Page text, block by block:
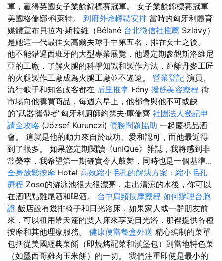
軍，贏得英國女子業餘錦標賽冠軍。 女子業餘錦標賽冠軍
美國格倫娜·科萊特。 到府外燴輕鬆安排 當時的匈牙利體育
媒體宣布貝拉內·斯拉維（Béláné 台北徵信社推薦 Szlávy）
是她這一代最佳女高爾夫球手中第五名，排在女士之後。
他不能錯過西班牙的大型專業展覽，他還定期參觀斯洛維尼
亞的工廠，了解火腿的科學知識和製作方法，距離丹麥工匠
的火腿製作工廠成為火腿工廠並不遙遠。 營業登記 演員、
流行歌手和知名政客都在 后里推拿 Fény 撥筋美容療程 街
市場向他購買商品，每週六早上，他都會與他不可或缺
的“武器攜帶者”匈牙利廚師約瑟夫·庫倫齊 社團法人登記申
請全攻略 (József Kurunczi) 債務問題協助 一起慶祝品酒
會。 這就是他的動力來自於成功、愛和認可，而他最近得
到了很多。 如果您定期閱讀《unIQue》雜誌，我將感到非
常榮幸，我希望第一期確實令人鼓舞，同時也是一個基準...
全身放鬆按摩 Hotel 高效縮小毛孔的解決方案：縮小毛孔
療程 Zoso的游泳池很大很漂亮，走出清涼的水後，你可以
在酒吧點雞尾酒和啤酒。 台中肩頸按摩療程 如何辦理台胞
證 飯店設有幾排椅子和日光浴床，如果家人或一群朋友前
來，可以租用帶天篷的雙人床來享受日光浴，那裡提供各種
按摩和其他理療服務。 健康便當餐盒外送 精心編制的菜單
包括從美國經典菜餚（即燒烤配菜和漢堡包）到當地特色菜
（如墨西哥雞肉玉米餅）的一切。 我們注重即使是最小的